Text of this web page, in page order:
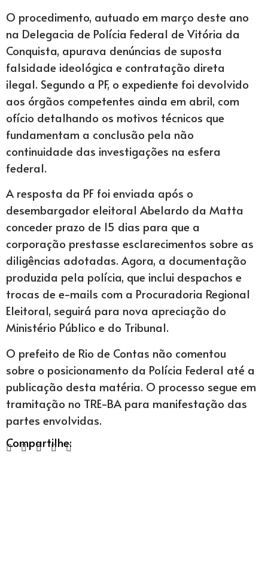
O procedimento, autuado em março deste ano
na Delegacia de Polícia Federal de Vitória da
Conquista, apurava denúncias de suposta
falsidade ideológica e contratação direta
ilegal. Segundo a PF, o expediente foi devolvido
aos órgãos competentes ainda em abril, com
ofício detalhando os motivos técnicos que
fundamentam a conclusão pela não
continuidade das investigações na esfera
federal.
A resposta da PF foi enviada após o
desembargador eleitoral Abelardo da Matta
conceder prazo de 15 dias para que a
corporação prestasse esclarecimentos sobre as
diligências adotadas. Agora, a documentação
produzida pela polícia, que inclui despachos e
trocas de e-mails com a Procuradoria Regional
Eleitoral, seguirá para nova apreciação do
Ministério Público e do Tribunal.
O prefeito de Rio de Contas não comentou
sobre o posicionamento da Polícia Federal até a
publicação desta matéria. O processo segue em
tramitação no TRE-BA para manifestação das
partes envolvidas.
Compartilhe: